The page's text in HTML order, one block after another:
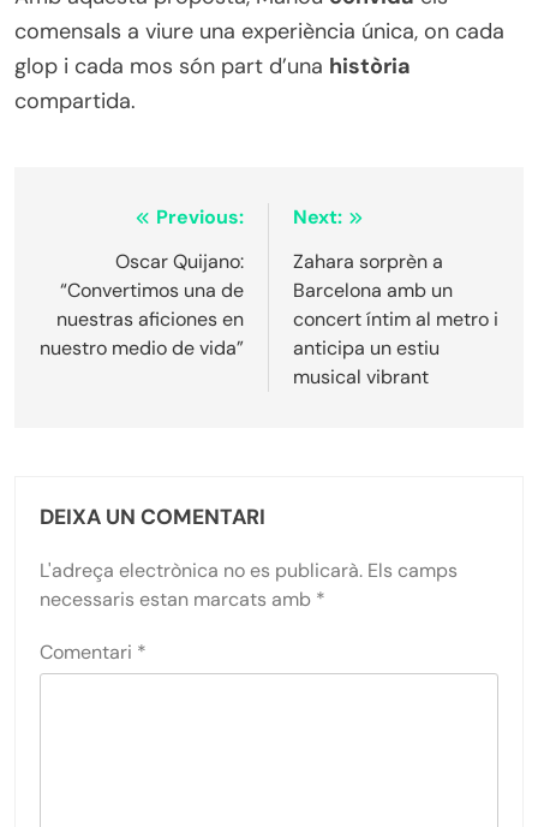
comensals a viure una experiència única, on cada
glop i cada mos són part d’una història
compartida.
Navegació
d'entrades
Previous:
Oscar Quijano:
“Convertimos una de
nuestras aficiones en
nuestro medio de vida”
Next:
Zahara sorprèn a
Barcelona amb un
concert íntim al metro i
anticipa un estiu
musical vibrant
DEIXA UN COMENTARI
L'adreça electrònica no es publicarà. Els camps
necessaris estan marcats amb *
Comentari *